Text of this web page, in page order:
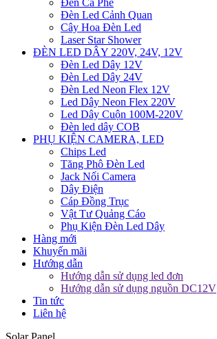
Đèn Led Cảnh Quan
Cây Hoa Đèn Led
Laser Star Shower
ĐÈN LED DÂY 220V, 24V, 12V
Đèn Led Dây 12V
Đèn Led Dây 24V
Đèn Led Neon Flex 12V
Led Dây Neon Flex 220V
Led Dây Cuộn 100M-220V
Đèn led dây COB
PHỤ KIỆN CAMERA, LED
Chips Led
Tăng Phô Đèn Led
Jack Nối Camera
Dây Điện
Cáp Đồng Trục
Vật Tư Quảng Cáo
Phụ Kiện Đèn Led Dây
Hàng mới
Khuyến mãi
Hướng dẫn
Hướng dẫn sử dụng led đơn
Hướng dẫn sử dụng nguồn DC12V
Tin tức
Liên hệ
Solar Panel